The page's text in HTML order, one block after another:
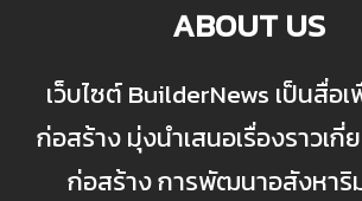
ABOUT US
เว็บไซต์ BuilderNews เป็นสื่อ
ก่อสร้าง มุ่งนำเสนอเรื่องราวเกี่
ก่อสร้าง การพัฒนาอสังหา